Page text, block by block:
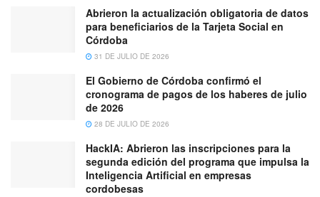
Abrieron la actualización obligatoria de datos
para beneficiarios de la Tarjeta Social en
Córdoba
31 DE JULIO DE 2026
El Gobierno de Córdoba confirmó el
cronograma de pagos de los haberes de julio
de 2026
28 DE JULIO DE 2026
HackIA: Abrieron las inscripciones para la
segunda edición del programa que impulsa la
Inteligencia Artificial en empresas
cordobesas